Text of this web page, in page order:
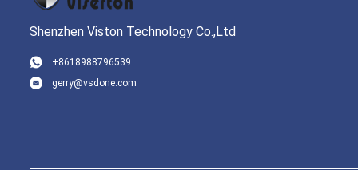
Shenzhen Viston Technology Co.,Ltd
+8618988796539
gerry@vsdone.com